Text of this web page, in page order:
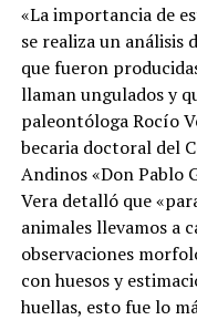
«La importancia de
se realiza un análisis
que fueron
llaman ungulados y
paleontóloga Rocío
becaria doctoral del
Andinos «Don Pablo
Vera detalló que
animales llevamos a
observaciones
con huesos y
huellas, esto fue lo